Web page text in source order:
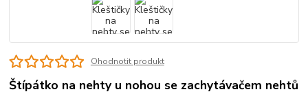
Ohodnotit produkt
Štípátko na nehty u nohou se zachytávačem nehtů